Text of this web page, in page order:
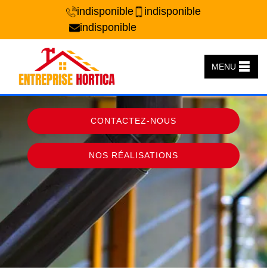
indisponible
indisponible
indisponible
MENU
CONTACTEZ-NOUS
NOS RÉALISATIONS